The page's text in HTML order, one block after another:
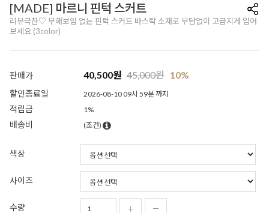
[MADE] 마르니 핀턱 스커트
리뷰극찬♡ 부해보임 없는 핀턱 스커트 바스락 소재로 부담없이 고급지게 입어
보세요 (3color)
판매가 40,500원 45,000원 10%
할인종료일 2026-08-10 09시 59분 까지
적립금 1%
배송비 (조건)
색상
사이즈
수량